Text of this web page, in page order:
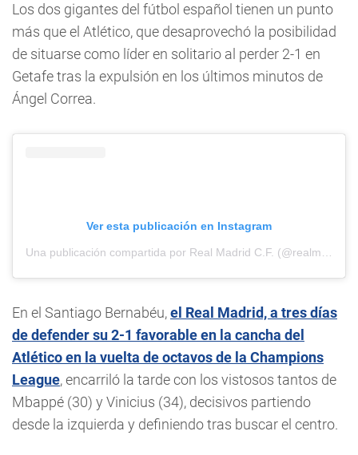
Los dos gigantes del fútbol español tienen un punto
más que el Atlético, que desaprovechó la posibilidad
de situarse como líder en solitario al perder 2-1 en
Getafe tras la expulsión en los últimos minutos de
Ángel Correa.
Ver esta publicación en Instagram
En el Santiago Bernabéu,el Real Madrid, a tres días
de defender su 2-1 favorable en la cancha del
Atlético en la vuelta de octavos de la Champions
League, encarriló la tarde con los vistosos tantos de
Mbappé (30) y Vinicius (34), decisivos partiendo
desde la izquierda y definiendo tras buscar el centro.